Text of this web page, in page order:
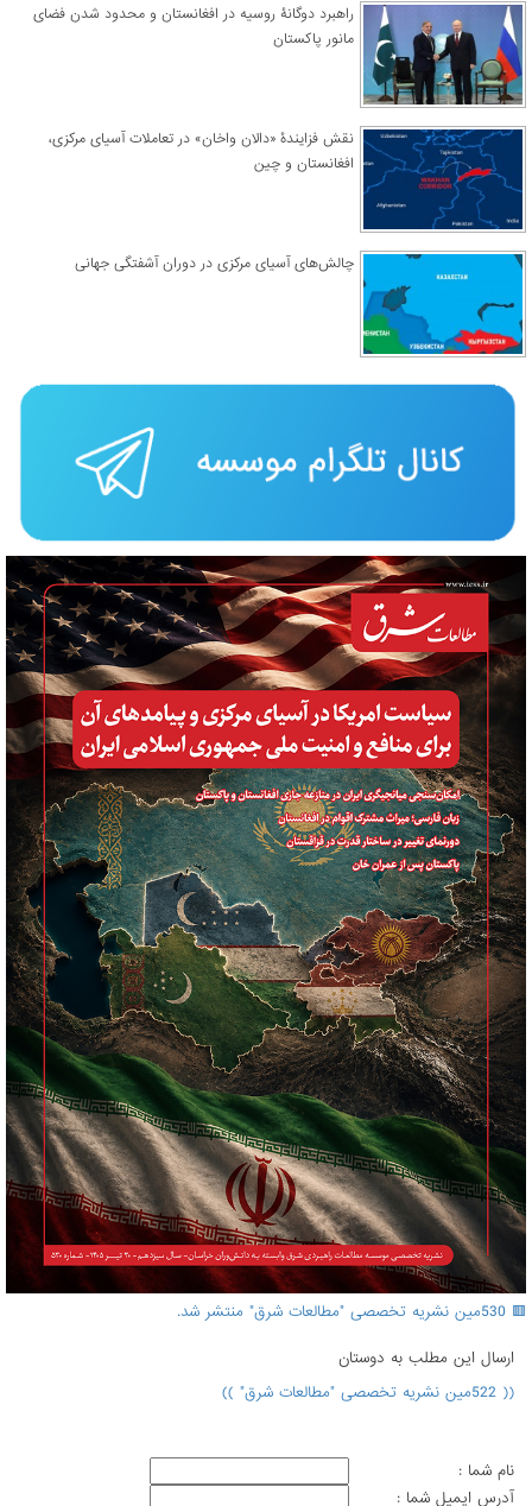
راهبرد دوگانۀ روسیه در افغانستان و محدود شدن فضای
مانور پاکستان
نقش فزایندۀ «دالان واخان» در تعاملات آسیای مرکزی،
افغانستان و چین
چالش‌های آسیای مرکزی در دوران آشفتگی جهانی
🟥 530مین نشریه تخصصی "مطالعات شرق" منتشر شد.
ارسال اين مطلب به دوستان
(( 522مین نشریه تخصصی "مطالعات شرق" ))
نام شما :
آدرس ايميل شما :